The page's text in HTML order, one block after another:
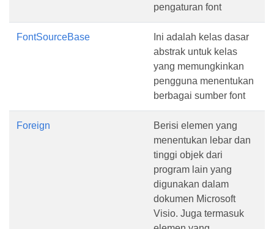
pengaturan font
FontSourceBase
Ini adalah kelas dasar
abstrak untuk kelas
yang memungkinkan
pengguna menentukan
berbagai sumber font
Foreign
Berisi elemen yang
menentukan lebar dan
tinggi objek dari
program lain yang
digunakan dalam
dokumen Microsoft
Visio. Juga termasuk